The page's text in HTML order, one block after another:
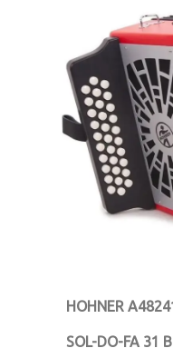
HOHNER
SOL-DO-FA 31